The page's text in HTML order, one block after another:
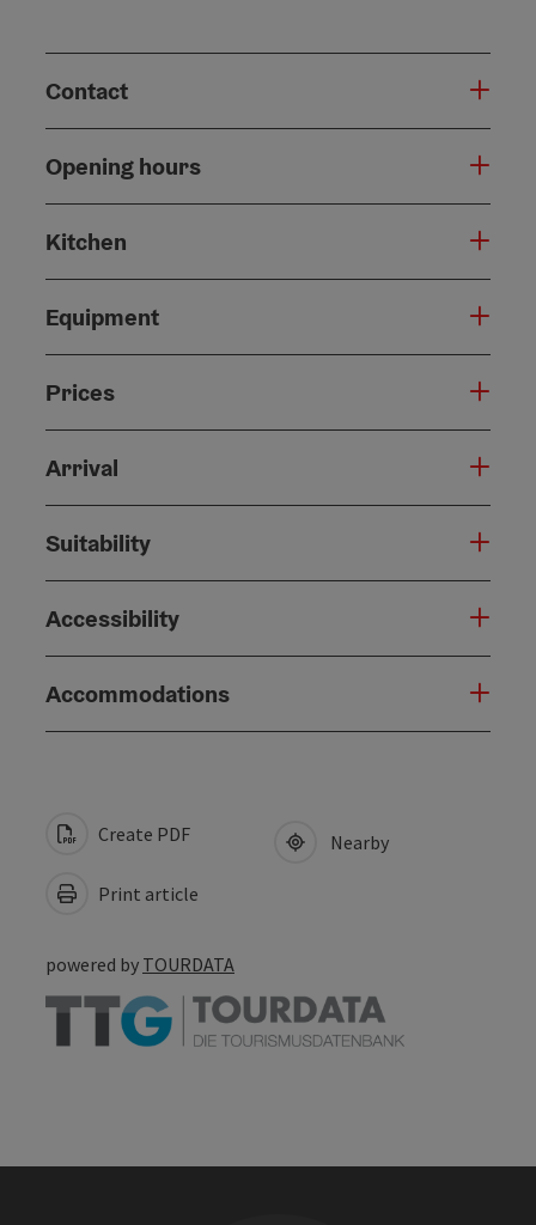
Contact
Opening hours
Kitchen
Equipment
Prices
Arrival
Suitability
Accessibility
Accommodations
Create PDF
Print article
Nearby
powered by TOURDATA